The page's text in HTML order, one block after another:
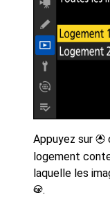
Appuyez sur 1
logement
laquelle les
J.